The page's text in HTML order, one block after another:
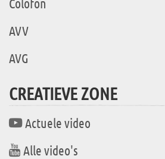
Colofon
AVV
AVG
CREATIEVE ZONE
Actuele video
Alle video's